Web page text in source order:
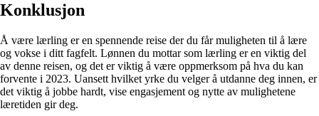
Konklusjon
Å være lærling er en spennende reise der du får muligheten til å lære
og vokse i ditt fagfelt. Lønnen du mottar som lærling er en viktig del
av denne reisen, og det er viktig å være oppmerksom på hva du kan
forvente i 2023. Uansett hvilket yrke du velger å utdanne deg innen, er
det viktig å jobbe hardt, vise engasjement og nytte av mulighetene
læretiden gir deg.